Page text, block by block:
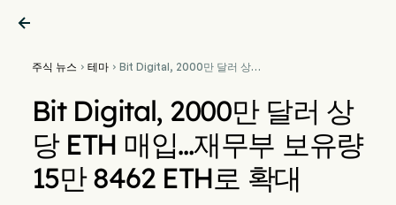

주식 뉴스  테마 Bit Digital, 2000만 달러 상
Bit Digital, 2000만 달러 상
당 ETH 매입…재무부 보유량
15만 8462 ETH로 확대